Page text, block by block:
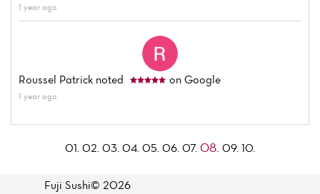
1 year ago
Roussel Patrick noted on Google
1 year ago
01. 02. 03. 04. 05. 06. 07. 08. 09. 10.
Fuji Sushi© 2026